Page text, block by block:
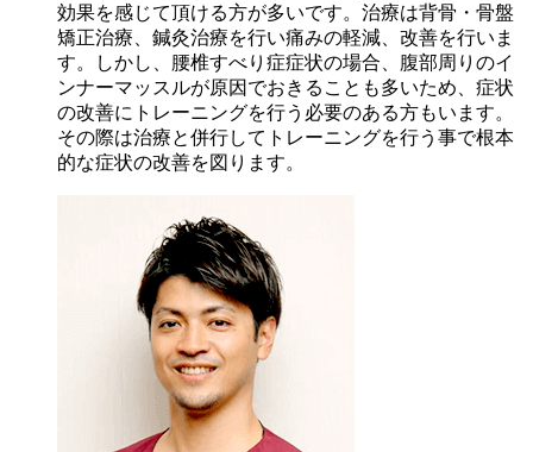
効果を感じて頂ける方が多いです。治療は背骨・骨盤
矯正治療、鍼灸治療を行い痛みの軽減、改善を行いま
す。しかし、腰椎すべり症症状の場合、腹部周りのイ
ンナーマッスルが原因でおきることも多いため、症状
の改善にトレーニングを行う必要のある方もいます。
その際は治療と併行してトレーニングを行う事で根本
的な症状の改善を図ります。